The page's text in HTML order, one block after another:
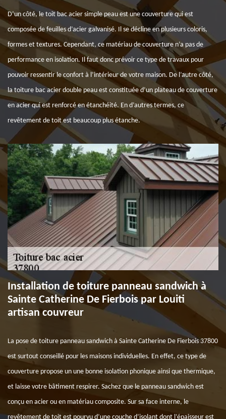
D’un côté, le toit bac acier simple peau est une couverture qui est
composée de feuilles d’acier galvanisé. Il se décline en plusieurs coloris,
formes et textures. Cependant, ce matériau de couverture n’a pas de
performance en isolation. Il faut donc prévoir ce type de travaux pour
pouvoir ressentir le confort à l’intérieur de votre maison. De l’autre côté,
la toiture bac acier double peau est constituée d’un plateau de couverture
en acier qui est renforcé en étanchéité. En d’autres termes, ce
revêtement de toit est beaucoup plus étanche.
Installation de toiture panneau sandwich à
Sainte Catherine De Fierbois par Louiti
artisan couvreur
La pose de toiture panneau sandwich à Sainte Catherine De Fierbois 37800
est surtout conseillé pour les maisons individuelles. En effet, ce type de
couverture propose un une bonne isolation phonique ainsi que thermique,
et laisse votre bâtiment respirer. Sachez que le panneau sandwich est
conçu en acier ou en matériau composite. Sur sa face interne, le
revêtement de toit est pourvu d’une couche d’isolant dont l’épaisseur est